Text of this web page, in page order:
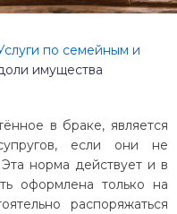
по семейным и
имущества
в браке, является
если они не
норма действует и в
оформлена только на
распоряжаться